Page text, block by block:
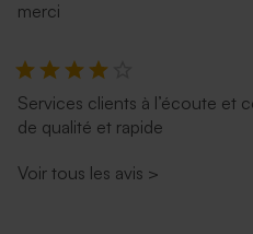
merci
Services clients à l’écoute et
de qualité et rapide
Voir tous les avis >